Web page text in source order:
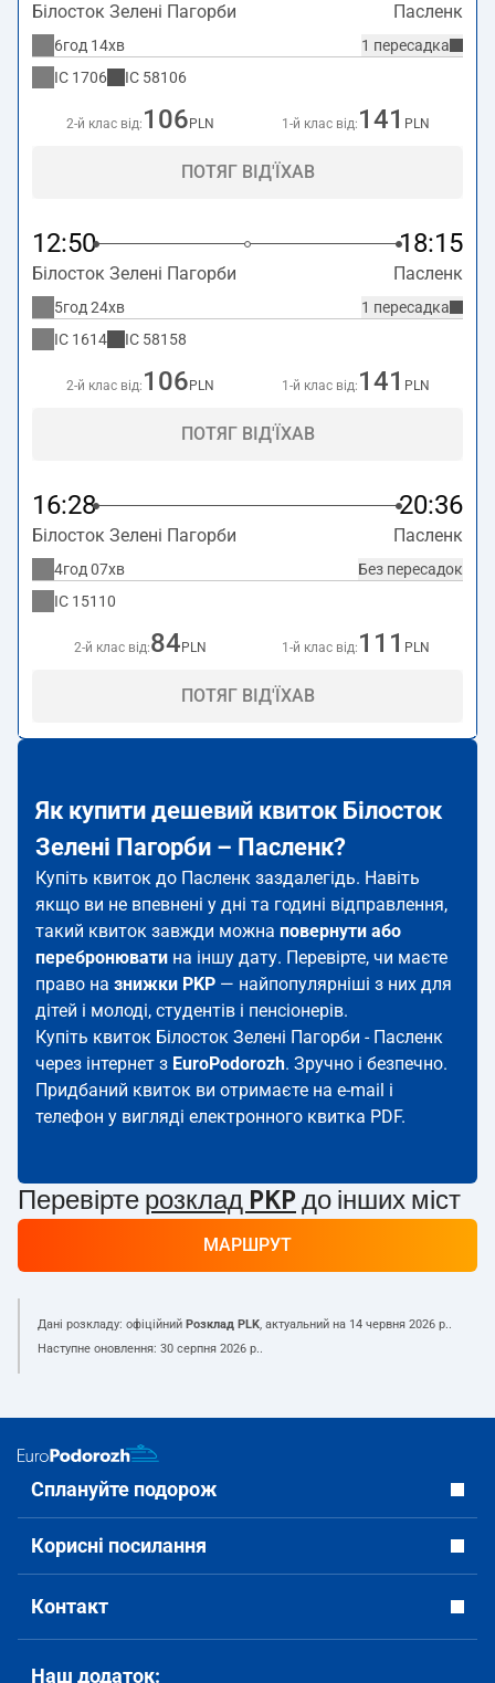
Білосток Зелені Пагорби Пасленк
1 пересадка
6год 14хв
IC 1706 IC 58106
2-й клас від: 106 PLN 1-й клас від: 141 PLN
ПОТЯГ ВІД'ЇХАВ
12:50 18:15
Білосток Зелені Пагорби Пасленк
1 пересадка
5год 24хв
IC 1614 IC 58158
2-й клас від: 106 PLN 1-й клас від: 141 PLN
ПОТЯГ ВІД'ЇХАВ
16:28 20:36
Білосток Зелені Пагорби Пасленк
Без пересадок
4год 07хв
IC 15110
2-й клас від:84 PLN 1-й клас від: 111 PLN
ПОТЯГ ВІД'ЇХАВ
Як купити дешевий квиток Білосток
Зелені Пагорби – Пасленк?
Купіть квиток до Пасленк заздалегідь. Навіть
якщо ви не впевнені у дні та годині відправлення,
такий квиток завжди можна повернути або
перебронювати на іншу дату. Перевірте, чи маєте
право на знижки PKP — найпопулярніші з них для
дітей і молоді, студентів і пенсіонерів.
Купіть квиток Білосток Зелені Пагорби - Пасленк
через інтернет з EuroPodorozh. Зручно і безпечно.
Придбаний квиток ви отримаєте на e-mail і
телефон у вигляді електронного квитка PDF.
Перевірте розклад PKP до інших міст
МАРШРУТ
Дані розкладу: офіційний Розклад PLK, актуальний на 14 червня 2026 р..
Наступне оновлення: 30 серпня 2026 р..
Сплануйте подорож
Корисні посилання
Контакт
Наш додаток: